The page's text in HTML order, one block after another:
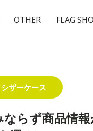
OTHER FLAG
ザーケース
らず商品情報